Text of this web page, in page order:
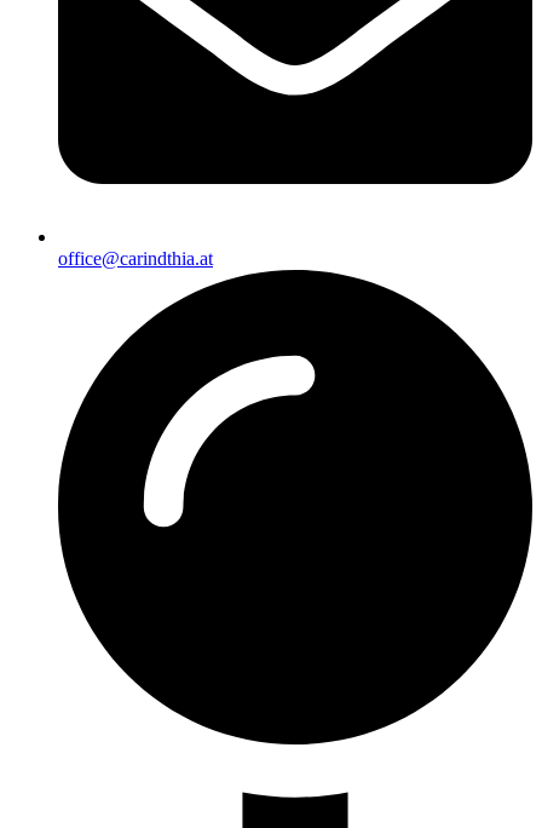
office@carindthia.at